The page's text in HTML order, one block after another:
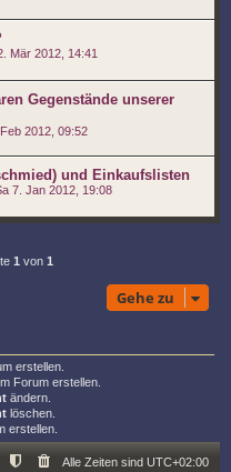
Mär 2012, 14:41
Gegenstände unserer
2012, 09:52
und Einkaufslisten
7. Jan 2012, 19:08
1 von 1
Gehe zu
erstellen.
Forum erstellen.
ändern.
löschen.
erstellen.
Alle Zeiten sind UTC+02:00